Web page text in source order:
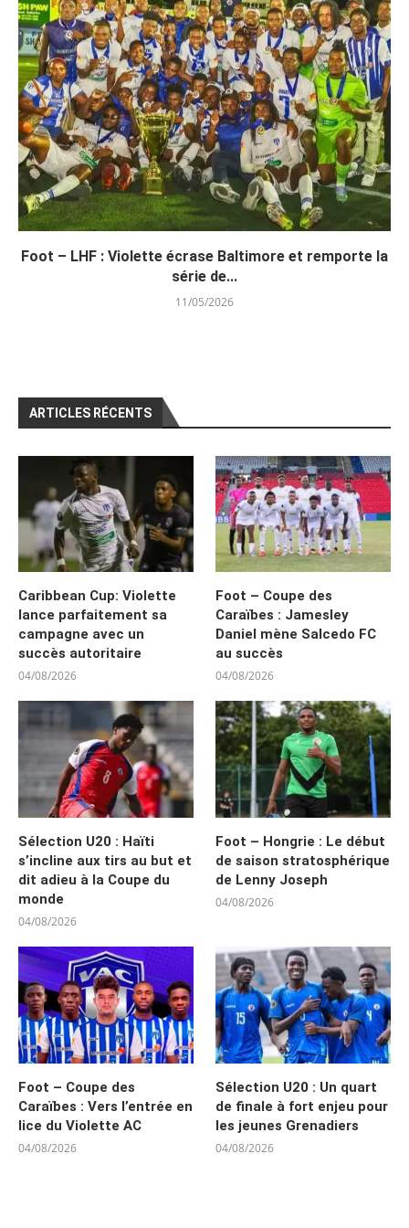
Foot – LHF : Violette écrase Baltimore et remporte la
série de...
11/05/2026
ARTICLES RÉCENTS
Caribbean Cup: Violette
lance parfaitement sa
campagne avec un
succès autoritaire
04/08/2026
Foot – Coupe des
Caraïbes : Jamesley
Daniel mène Salcedo FC
au succès
04/08/2026
Sélection U20 : Haïti
s’incline aux tirs au but et
dit adieu à la Coupe du
monde
04/08/2026
Foot – Hongrie : Le début
de saison stratosphérique
de Lenny Joseph
04/08/2026
Foot – Coupe des
Caraïbes : Vers l’entrée en
lice du Violette AC
04/08/2026
Sélection U20 : Un quart
de finale à fort enjeu pour
les jeunes Grenadiers
04/08/2026